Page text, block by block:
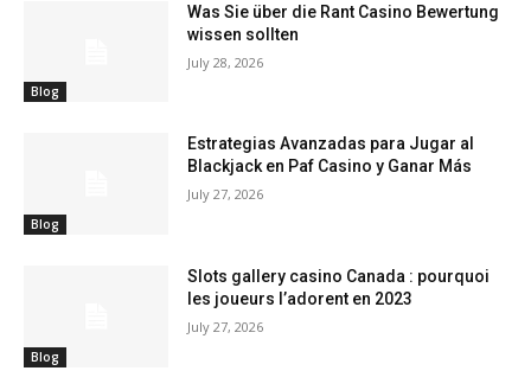
Blog
Was Sie über die Rant Casino Bewertung
wissen sollten
July 28, 2026
Blog
Estrategias Avanzadas para Jugar al
Blackjack en Paf Casino y Ganar Más
July 27, 2026
Blog
Slots gallery casino Canada : pourquoi
les joueurs l’adorent en 2023
July 27, 2026